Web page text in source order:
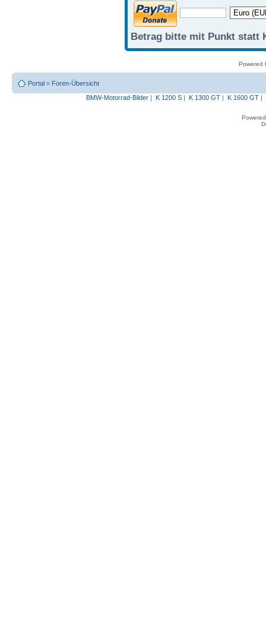
Betrag bitte mit Punkt statt
Powered
Portal » Foren-Übersicht
BMW-Motorrad-Bilder| K 1200 S| K 1300 GT| K 1600 GT|